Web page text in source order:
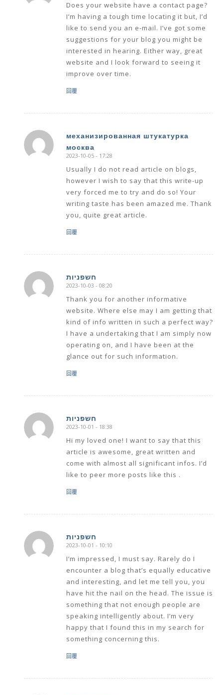
Does your website have a contact page?
I’m having a tough time locating it but, I’d
like to send you an e-mail. I’ve got some
suggestions for your blog you might be
interested in hearing. Either way, great
website and I look forward to seeing it
improve over time.
回覆
механизированная штукатурка
москва
says:
2023-10-05 - 17:28
Usually I do not read article on blogs,
however I wish to say that this write-up
very forced me to try and do so! Your
writing taste has been amazed me. Thank
you, quite great article.
回覆
חשפניות
says:
2023-10-03 - 08:20
Thank you for another informative
website. Where else may I am getting that
kind of info written in such a perfect way?
I have a undertaking that I am simply now
operating on, and I have been at the
glance out for such information.
回覆
חשפניות
says:
2023-10-01 - 18:38
Hi my loved one! I want to say that this
article is awesome, great written and
come with almost all significant infos. I’d
like to peer more posts like this .
回覆
חשפניות
says:
2023-10-01 - 10:10
I’m impressed, I must say. Rarely do I
encounter a blog that’s equally educative
and interesting, and let me tell you, you
have hit the nail on the head. The issue is
something that not enough people are
speaking intelligently about. I’m very
happy that I found this in my search for
something concerning this.
回覆